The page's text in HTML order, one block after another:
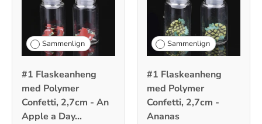
Sammenlign
#1 Flaskeanheng
med Polymer
Confetti, 2,7cm - An
Apple a Day...
Sammenlign
#1 Flaskeanheng
med Polymer
Confetti, 2,7cm -
Ananas